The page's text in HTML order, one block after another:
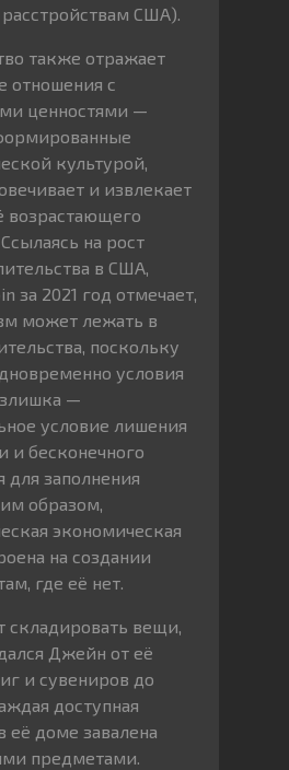
США).
также отражает
отношения с
ценностями —
культурой,
и извлекает
возрастающего
на рост
в США,
за 2021 год отмечает,
может лежать в
поскольку
условия
—
условие лишения
и бесконечного
для заполнения
образом,
экономическая
на создании
где её нет.
складировать вещи,
Джейн от её
и сувениров до
доступная
её доме завалена
предметами.